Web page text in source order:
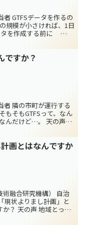
GTFSデータを作るの
規模が小さければ、1日
タを作成する前に
ですか？
者 隣の市町が運行する
もそもGTFSって、なん
んだけど…。 天の声
画とはなんですか
融合研究機構） 自治
現状よりまし計画」と
？ 天の声 地域とって